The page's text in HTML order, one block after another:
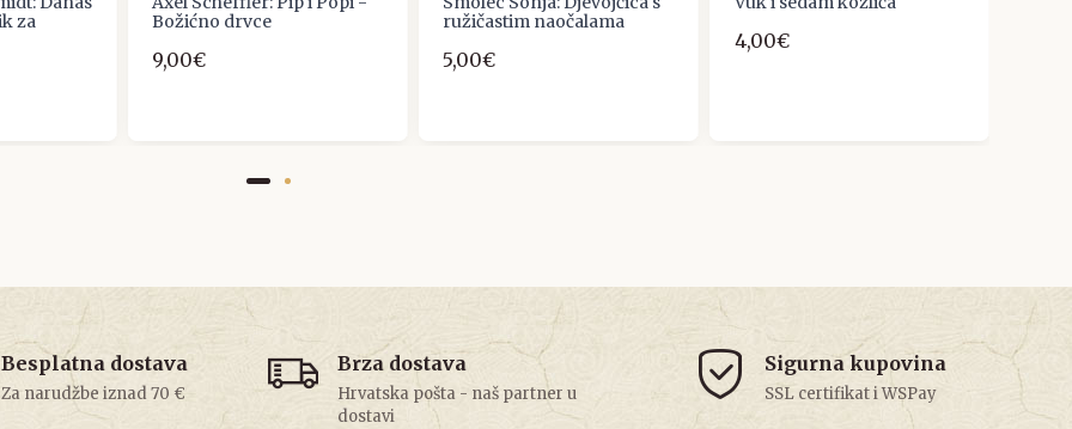
za
Božićno drvce
9,00€
ružičastim naočalama
5,00€
4,00€
Besplatna dostava
Za narudžbe iznad 70 €
Brza dostava
Hrvatska pošta - naš partner u
dostavi
Sigurna kupovina
SSL certifikat i WSPay